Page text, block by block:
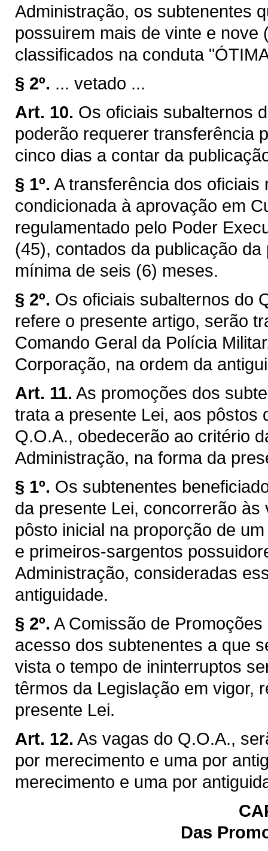
Administração, os subtenentes
possuirem mais de vinte e
classificados na conduta
§ 2º. ... vetado ...
Art. 10. Os oficiais subalternos
poderão requerer transferência
cinco dias a contar da
§ 1º. A transferência dos
condicionada à aprovação em
regulamentado pelo Poder
(45), contados da publicação
mínima de seis (6) meses.
§ 2º. Os oficiais subalternos do
refere o presente artigo, serão
Comando Geral da Polícia
Corporação, na ordem da
Art. 11. As promoções dos
trata a presente Lei, aos pôstos
Q.O.A., obedecerão ao critério
Administração, na forma da
§ 1º. Os subtenentes
da presente Lei, concorrerão
pôsto inicial na proporção de
e primeiros-sargentos
Administração, consideradas
antiguidade.
§ 2º. A Comissão de
acesso dos subtenentes a que
vista o tempo de ininterruptos
têrmos da Legislação em vigor,
presente Lei.
Art. 12. As vagas do Q.O.A.,
por merecimento e uma por
merecimento e uma por
Das